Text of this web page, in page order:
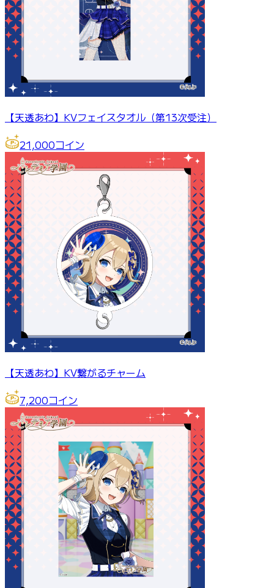
【天透あわ】KVフェイスタオル（第13次受注）
21,000コイン
【天透あわ】KV繋がるチャーム
7,200コイン